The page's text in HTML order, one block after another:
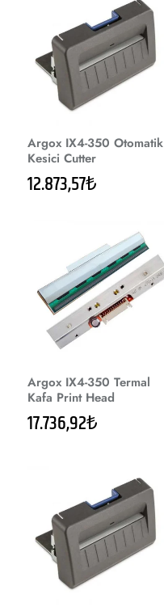
Argox IX4-350 Otomatik
Kesici Cutter
12.873,57₺
Argox IX4-350 Termal
Kafa Print Head
17.736,92₺